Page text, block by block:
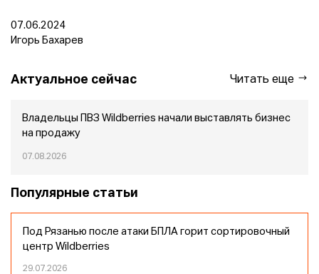
07.06.2024
Игорь Бахарев
Актуальное сейчас Читать еще
Владельцы ПВЗ Wildberries начали выставлять бизнес
на продажу
07.08.2026
Популярные статьи
Под Рязанью после атаки БПЛА горит сортировочный
центр Wildberries
29.07.2026